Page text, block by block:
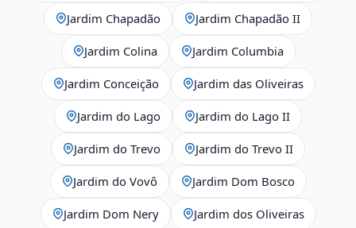
Jardim Chapadão Jardim Chapadão II
Jardim Colina Jardim Columbia
Jardim Conceição Jardim das Oliveiras
Jardim do Lago Jardim do Lago II
Jardim do Trevo Jardim do Trevo II
Jardim do Vovô Jardim Dom Bosco
Jardim Dom Nery Jardim dos Oliveiras